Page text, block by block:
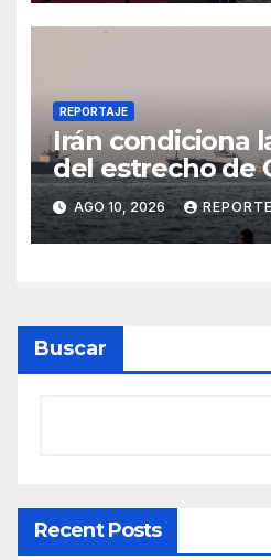
REPORTAJE
Irán condiciona
del estrecho de
concesiones de
AGO 10, 2026
Buscar
Recent Posts